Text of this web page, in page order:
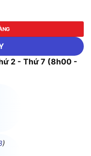
số lượng
2 - Thứ 7 (8h00 -
)